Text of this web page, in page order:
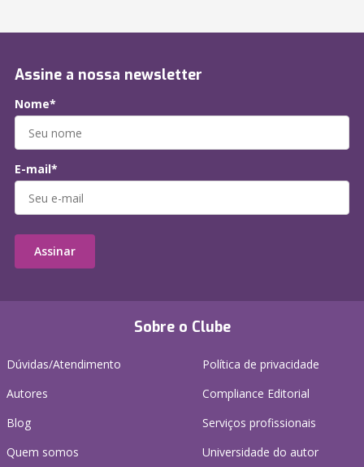
Sobre o Clube
Dúvidas/Atendimento
Autores
Blog
Quem somos
Política de privacidade
Compliance Editorial
Serviços profissionais
Universidade do autor
Assine a nossa newsletter
Nome*
E-mail*
Assinar